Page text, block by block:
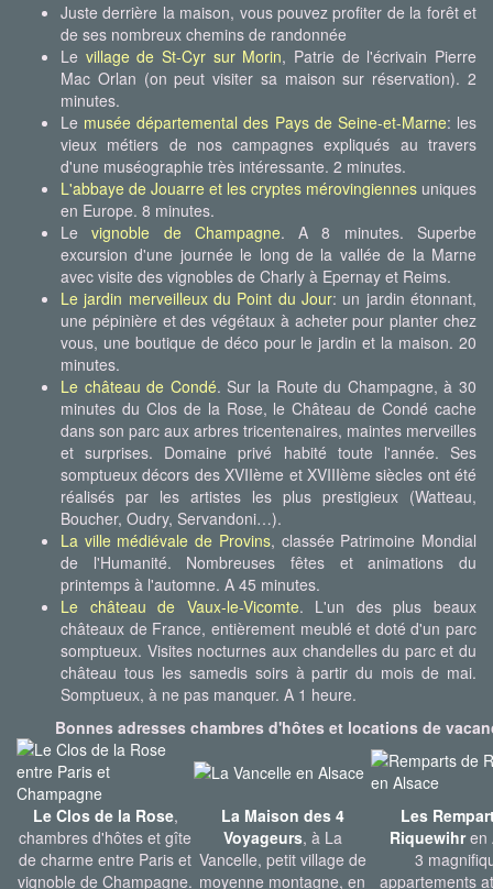
Juste derrière la maison, vous pouvez profiter de la forêt et
de ses nombreux chemins de randonnée
Le village de St-Cyr sur Morin, Patrie de l'écrivain Pierre
Mac Orlan (on peut visiter sa maison sur réservation). 2
minutes.
Le musée départemental des Pays de Seine-et-Marne: les
vieux métiers de nos campagnes expliqués au travers
d'une muséographie très intéressante. 2 minutes.
L'abbaye de Jouarre et les cryptes mérovingiennes uniques
en Europe. 8 minutes.
Levignoble de Champagne. A 8 minutes. Superbe
excursion d'une journée le long de la vallée de la Marne
avec visite des vignobles de Charly à Epernay et Reims.
Le jardin merveilleux du Point du Jour: un jardin étonnant,
une pépinière et des végétaux à acheter pour planter chez
vous, une boutique de déco pour le jardin et la maison. 20
minutes.
Le château de Condé. Sur la Route du Champagne, à 30
minutes du Clos de la Rose, le Château de Condé cache
dans son parc aux arbres tricentenaires, maintes merveilles
et surprises. Domaine privé habité toute l'année. Ses
somptueux décors des XVIIème et XVIIIème siècles ont été
réalisés par les artistes les plus prestigieux (Watteau,
Boucher, Oudry, Servandoni…).
La ville médiévale de Provins, classée Patrimoine Mondial
de l'Humanité. Nombreuses fêtes et animations du
printemps à l'automne. A 45 minutes.
Le château de Vaux-le-Vicomte. L'un des plus beaux
châteaux de France, entièrement meublé et doté d'un parc
somptueux. Visites nocturnes aux chandelles du parc et du
château tous les samedis soirs à partir du mois de mai.
Somptueux, à ne pas manquer. A 1 heure.
Bonnes adresses chambres d'hôtes et locations de
Le Clos de la Rose,
chambres d'hôtes et gîte
de charme entre Paris et
vignoble de Champagne.
La Maison des 4
Voyageurs, à La
Vancelle, petit village de
moyenne montagne, en
Les
Riquewihren
3
appartements